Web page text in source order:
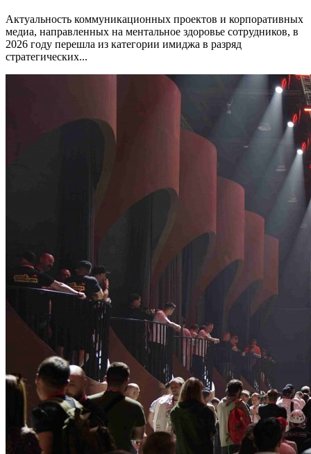
Актуальность коммуникационных проектов и корпоративных
медиа, направленных на ментальное здоровье сотрудников, в
2026 году перешла из категории имиджа в разряд
стратегических...